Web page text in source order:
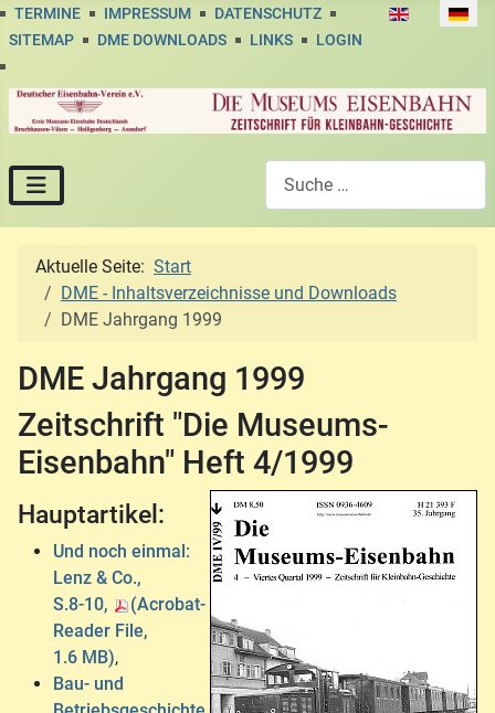
TERMINE IMPRESSUM
DATENSCHUTZ
SITEMAP
DME DOWNLOADS LINKS LOGIN
Sprache
Aktuelle Seite: Start
DME - Inhaltsverzeichnisse und Downloads
DME Jahrgang 1999
DME Jahrgang 1999
Zeitschrift "Die Museums-
Eisenbahn" Heft 4/1999
Hauptartikel:
Und noch einmal:
Lenz & Co.,
S.8-10,
(Acrobat-
Reader File,
1.6 MB),
Bau- und